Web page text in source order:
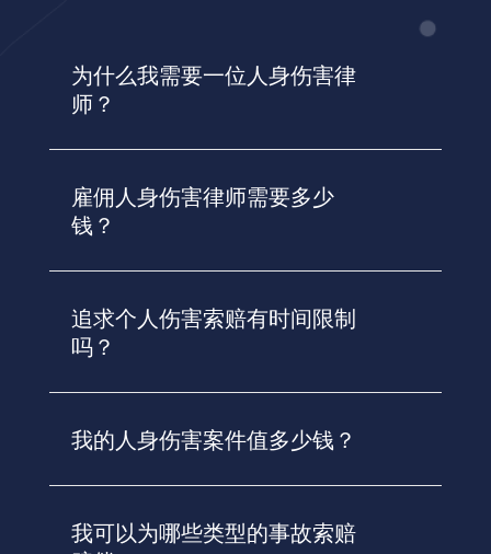
为什么我需要一位人身伤害律
师？
雇佣人身伤害律师需要多少
钱？
追求个人伤害索赔有时间限制
吗？
我的人身伤害案件值多少钱？
我可以为哪些类型的事故索赔